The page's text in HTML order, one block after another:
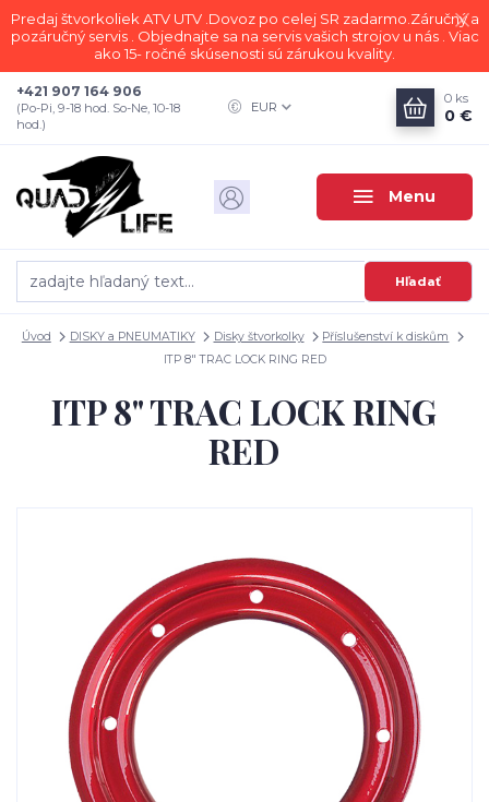
Predaj štvorkoliek ATV UTV .Dovoz po celej SR zadarmo.Záručný a
pozáručný servis . Objednajte sa na servis vašich strojov u nás . Viac
ako 15- ročné skúsenosti sú zárukou kvality.
Menu
EUR
Hľadať
+421 907 164 906
(Po-Pi, 9-18 hod. So-Ne, 10-18
hod.)
0 ks
0 €
Úvod DISKY a PNEUMATIKY Disky štvorkolky
Příslušenství k diskům
ITP 8" TRAC LOCK RING RED
ITP 8" TRAC LOCK RING
RED